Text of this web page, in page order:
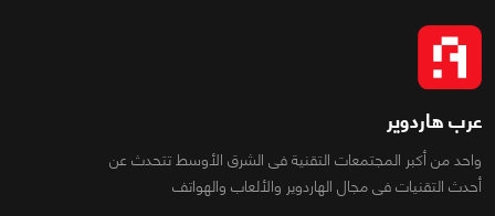
عرب هاردوير
واحد من أكبر المجتمعات التقنية فى الشرق الأوسط تتحدث عن
أحدث التقنيات فى مجال الهاردوير والألعاب والهواتف